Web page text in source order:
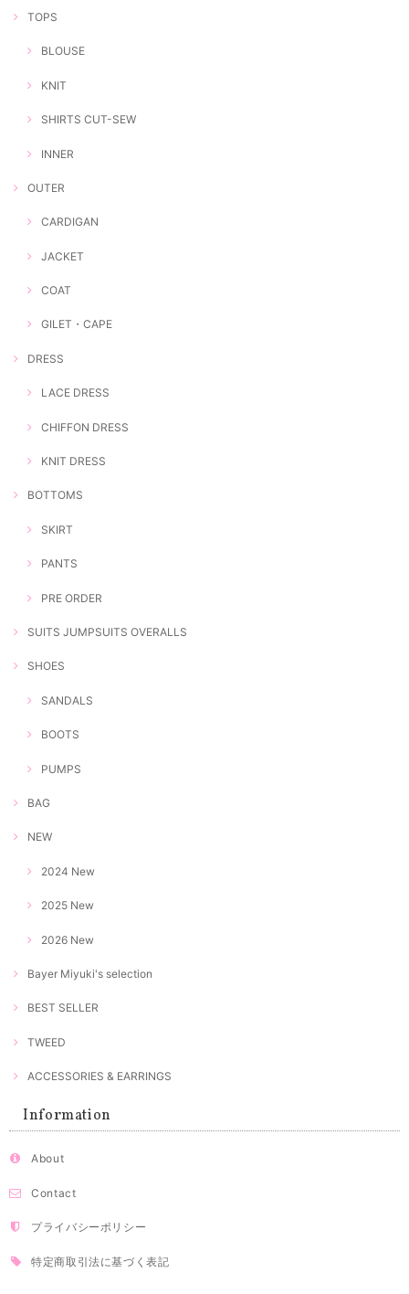
TOPS
BLOUSE
KNIT
SHIRTS CUT-SEW
INNER
OUTER
CARDIGAN
JACKET
COAT
GILET・CAPE
DRESS
LACE DRESS
CHIFFON DRESS
KNIT DRESS
BOTTOMS
SKIRT
PANTS
PRE ORDER
SUITS JUMPSUITS OVERALLS
SHOES
SANDALS
BOOTS
PUMPS
BAG
NEW
2024 New
2025 New
2026 New
Bayer Miyuki's selection
BEST SELLER
TWEED
ACCESSORIES & EARRINGS
Information
About
Contact
プライバシーポリシー
特定商取引法に基づく表記